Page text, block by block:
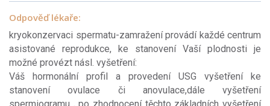
Odpověď lékaře:
kryokonzervaci spermatu-zamražení provádí každé centrum
asistované reprodukce, ke stanovení Vaší plodnosti je
možné provézt násl. vyšetření:
Váš hormonální profil a provedení USG vyšetření ke
stanovení ovulace či anovulace,dále vyšetření